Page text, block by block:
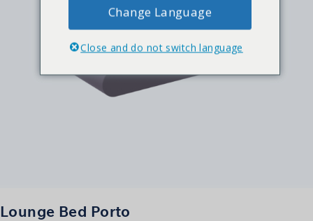
Lounge Bed Porto
Change Language
Close and do not switch language